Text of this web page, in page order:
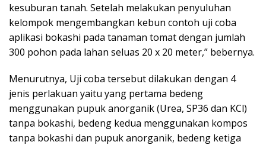
kesuburan tanah. Setelah melakukan penyuluhan
kelompok mengembangkan kebun contoh uji coba
aplikasi bokashi pada tanaman tomat dengan jumlah
300 pohon pada lahan seluas 20 x 20 meter,” bebernya.
Menurutnya, Uji coba tersebut dilakukan dengan 4
jenis perlakuan yaitu yang pertama bedeng
menggunakan pupuk anorganik (Urea, SP36 dan KCl)
tanpa bokashi, bedeng kedua menggunakan kompos
tanpa bokashi dan pupuk anorganik, bedeng ketiga